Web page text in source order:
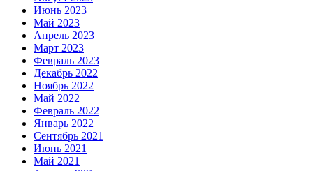
Июнь 2023
Май 2023
Апрель 2023
Март 2023
Февраль 2023
Декабрь 2022
Ноябрь 2022
Май 2022
Февраль 2022
Январь 2022
Сентябрь 2021
Июнь 2021
Май 2021